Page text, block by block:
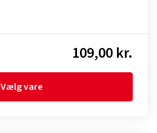
109,00 kr.
Vælg vare